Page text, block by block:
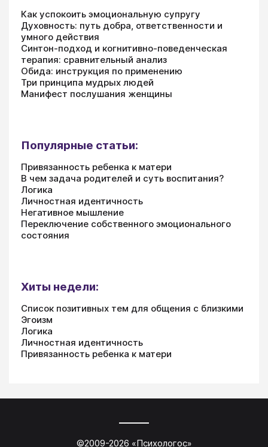
Как успокоить эмоциональную супругу
Духовность: путь добра, ответственности и
умного действия
Синтон-подход и когнитивно-поведенческая
терапия: сравнительный анализ
Обида: инструкция по применению
Три принципа мудрых людей
Манифест послушания женщины
Популярные статьи:
Привязанность ребенка к матери
В чем задача родителей и суть воспитания?
Логика
Личностная идентичность
Негативное мышление
Переключение собственного эмоционального
состояния
Хиты недели:
Список позитивных тем для общения с близкими
Эгоизм
Логика
Личностная идентичность
Привязанность ребенка к матери
©2009-2026 «Психологос»